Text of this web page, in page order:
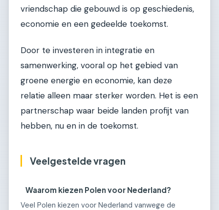
vriendschap die gebouwd is op geschiedenis,
economie en een gedeelde toekomst.
Door te investeren in integratie en
samenwerking, vooral op het gebied van
groene energie en economie, kan deze
relatie alleen maar sterker worden. Het is een
partnerschap waar beide landen profijt van
hebben, nu en in de toekomst.
Veelgestelde vragen
Waarom kiezen Polen voor Nederland?
Veel Polen kiezen voor Nederland vanwege de